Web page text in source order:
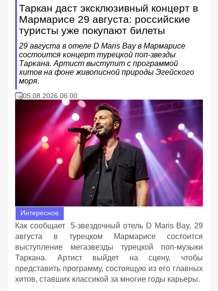
Таркан даст эксклюзивный концерт в
Мармарисе 29 августа: российские
туристы уже покупают билеты
29 августа в отеле D Maris Bay в Мармарисе
состоится концерт турецкой поп-звезды
Таркана. Артист выступит с программой
хитов на фоне живописной природы Эгейского
моря.
05.08.2026 06:00
Интересное
Как сообщает 5-звездочный отель D Maris Bay, 29
августа в турецком Мармарисе состоится
выступление мегазвезды турецкой поп-музыки
Таркана. Артист выйдет на сцену, чтобы
представить программу, состоящую из его главных
хитов, ставших классикой за многие годы карьеры.